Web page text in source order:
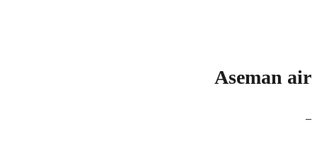
Aseman air